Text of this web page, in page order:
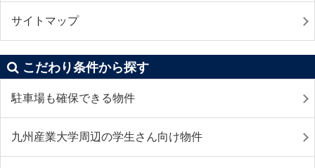
サイトマップ
こだわり条件から探す
駐車場も確保できる物件
九州産業大学周辺の学生さん向け物件